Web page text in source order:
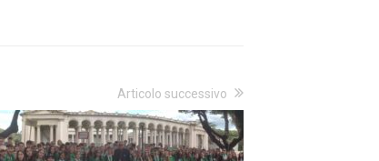
Articolo successivo